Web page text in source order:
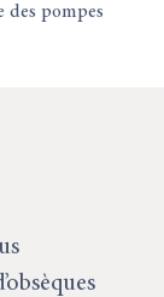
des pompes